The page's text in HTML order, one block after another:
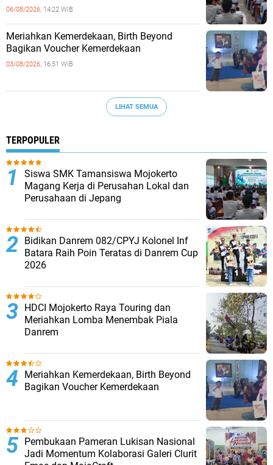
06/08/2026, 14:22 WIB
Meriahkan Kemerdekaan, Birth Beyond
Bagikan Voucher Kemerdekaan
03/08/2026, 16:51 WIB
LIHAT SEMUA
TERPOPULER
Siswa SMK Tamansiswa Mojokerto
Magang Kerja di Perusahan Lokal dan
Perusahaan di Jepang
Bidikan Danrem 082/CPYJ Kolonel Inf
Batara Raih Poin Teratas di Danrem Cup
2026
HDCI Mojokerto Raya Touring dan
Meriahkan Lomba Menembak Piala
Danrem
Meriahkan Kemerdekaan, Birth Beyond
Bagikan Voucher Kemerdekaan
Pembukaan Pameran Lukisan Nasional
Jadi Momentum Kolaborasi Galeri Clurit